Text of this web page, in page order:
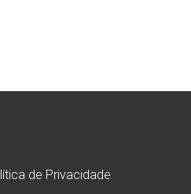
de Privacidade